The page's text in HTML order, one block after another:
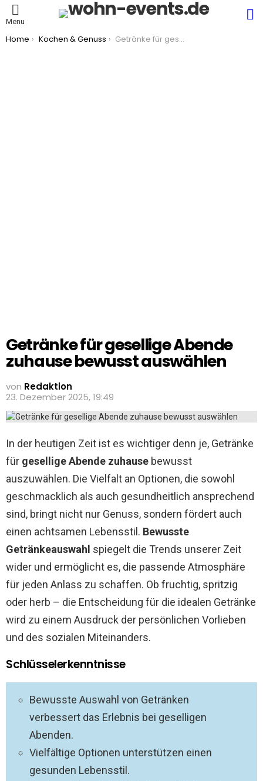
Menu
You are here:
Home Kochen & Genuss Getränke für gesellige Abende zuhause bewusst auswählen
Getränke für gesellige Abende
zuhause bewusst auswählen
von Redaktion
23. Dezember 2025, 19:49
In der heutigen Zeit ist es wichtiger denn je, Getränke
für gesellige Abende zuhause bewusst
auszuwählen. Die Vielfalt an Optionen, die sowohl
geschmacklich als auch gesundheitlich ansprechend
sind, bringt nicht nur Genuss, sondern fördert auch
einen achtsamen Lebensstil. Bewusste
Getränkeauswahl spiegelt die Trends unserer Zeit
wider und ermöglicht es, die passende Atmosphäre
für jeden Anlass zu schaffen. Ob fruchtig, spritzig
oder herb – die Entscheidung für die idealen Getränke
wird zu einem Ausdruck der persönlichen Vorlieben
und des sozialen Miteinanders.
Schlüsselerkenntnisse
Bewusste Auswahl von Getränken
verbessert das Erlebnis bei geselligen
Abenden.
Vielfältige Optionen unterstützen einen
gesunden Lebensstil.